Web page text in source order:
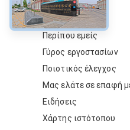
περίπου
Περίπου εμείς
Γύρος εργοστασίων
Ποιοτικός έλεγχος
Μας ελάτε σε επαφή
Ειδήσεις
Χάρτης ιστότοπου